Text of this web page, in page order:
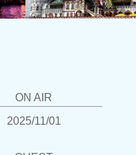
ON AIR
2025/11/01